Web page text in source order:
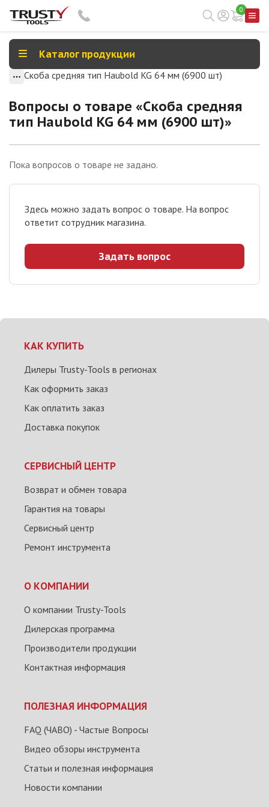
0
Каталог продукции
Скоба средняя тип Haubold KG 64 мм (6900 шт)
Вопросы о товаре «Скоба средняя
тип Haubold KG 64 мм (6900 шт)»
Здесь можно задать вопрос о товаре. На вопрос
ответит сотрудник магазина.
Задать вопрос
Пока вопросов о товаре не задано.
КАК КУПИТЬ
Дилеры Trusty-Tools в регионах
Как оформить заказ
Как оплатить заказ
Доставка покупок
СЕРВИСНЫЙ ЦЕНТР
Возврат и обмен товара
Гарантия на товары
Сервисный центр
Ремонт инструмента
О КОМПАНИИ
О компании Trusty-Tools
Дилерская программа
Производители продукции
Контактная информация
ПОЛЕЗНАЯ ИНФОРМАЦИЯ
FAQ (ЧАВО) - Частые Вопросы
Видео обзоры инструмента
Статьи и полезная информация
Новости компании